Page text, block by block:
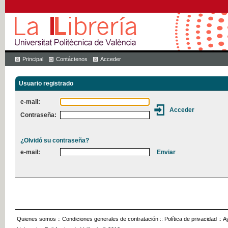
Principal Contáctenos Acceder
Usuario registrado
e-mail:
Contraseña:
¿Olvidó su contraseña?
e-mail:
Quienes somos :: Condiciones generales de contratación :: Política de privacidad ::